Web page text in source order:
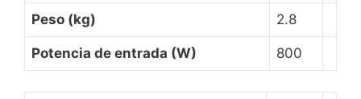
Peso (kg) 2.8
Potencia de entrada (W) 800